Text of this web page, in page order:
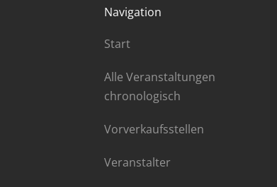
Navigation
Start
Alle Veranstaltungen
chronologisch
Vorverkaufsstellen
Veranstalter